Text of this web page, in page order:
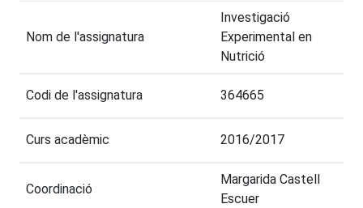
Nom de l'assignatura
Investigació
Experimental en
Nutrició
Codi de l'assignatura 364665
Curs acadèmic 2016/2017
Coordinació
Margarida Castell
Escuer